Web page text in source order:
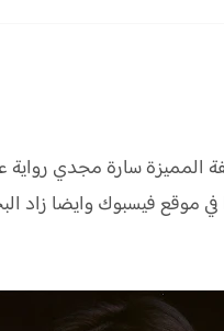
المميزة سارة مجدي
في موقع فيسبوك وايضا